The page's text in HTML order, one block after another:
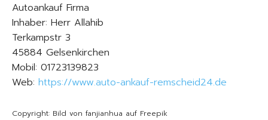
Autoankauf Firma
Inhaber: Herr Allahib
Terkampstr 3
45884 Gelsenkirchen
Mobil: 01723139823
Web: https://www.auto-ankauf-remscheid24.de
Copyright: Bild von fanjianhua auf Freepik